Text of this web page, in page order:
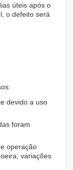
úteis após o
o defeito será
devido a uso
foram
operação
variações